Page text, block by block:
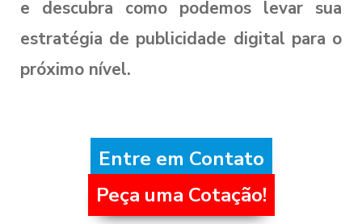
e descubra como podemos levar sua
estratégia de publicidade digital para o
próximo nível.
Entre em Contato
Peça uma Cotação!